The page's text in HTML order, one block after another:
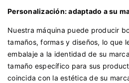
Personalización: adaptado a su
Nuestra máquina puede producir
tamaños, formas y diseños, lo que
embalaje a la identidad de su
tamaño específico para sus
coincida con la estética de su